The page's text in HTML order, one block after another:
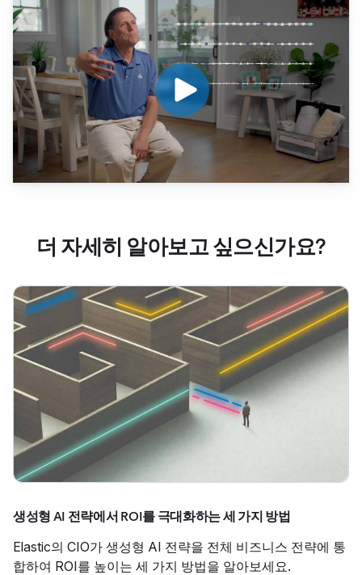
더 자세히 알아보고 싶으신가요?
생성형 AI 전략에서 ROI를 극대화하는 세 가지 방법
Elastic의 CIO가 생성형 AI 전략을 전체 비즈니스 전략에 통
합하여 ROI를 높이는 세 가지 방법을 알아보세요.